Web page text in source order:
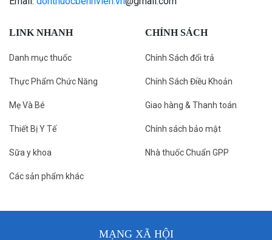
LINK NHANH
Danh mục thuốc
Thực Phẩm Chức Năng
Mẹ Và Bé
Thiết Bị Y Tế
Sữa y khoa
Các sản phẩm khác
CHÍNH SÁCH
Chính Sách đổi trả
Chính Sách Điều Khoản
Giao hàng & Thanh toán
Chính sách bảo mật
Nhà thuốc Chuẩn GPP
MẠNG XÃ HỘI